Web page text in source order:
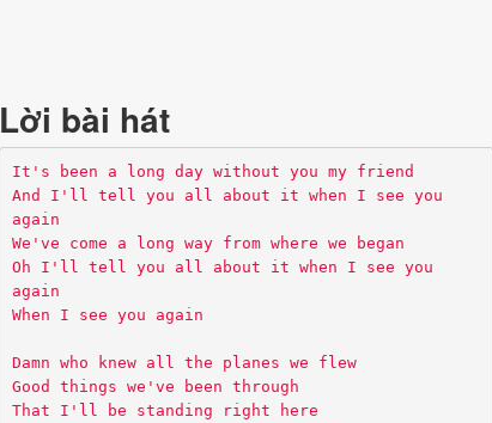
Lời bài hát
It's been a long day without you my friend
And I'll tell you all about it when I see you
again
We've come a long way from where we began
Oh I'll tell you all about it when I see you
again
When I see you again
Damn who knew all the planes we flew
Good things we've been through
That I'll be standing right here